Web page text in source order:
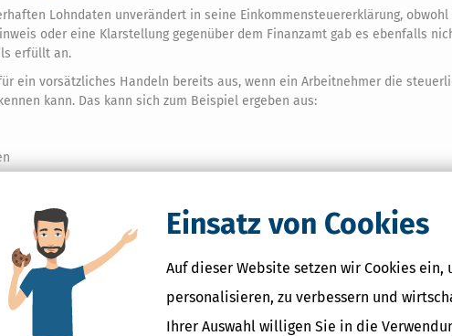
Einsatz von Cookies
Auf dieser Website setzen wir Cookies ein,
personalisieren, zu verbessern und
Ihrer Auswahl willigen Sie in die
Lohndaten unverändert in seine Einkommensteuererklärung,
oder eine Klarstellung gegenüber dem Finanzamt gab es ebenfalls
erfüllt an.
ein vorsätzliches Handeln bereits aus, wenn ein Arbeitnehmer die
kann. Das kann sich zum Beispiel ergeben aus:
von Firmenwagen
angibt, muss damit rechnen, dass dies als vorsätzlich gewertet wird.
beim Firmenwagen wichtig?
dazu, den geldwerten Vorteil korrekt zu berechnen. Wer hier bewusst
Steuer.
zwischen Entfernung und steuerlicher Belastung ist so offensichtlich,